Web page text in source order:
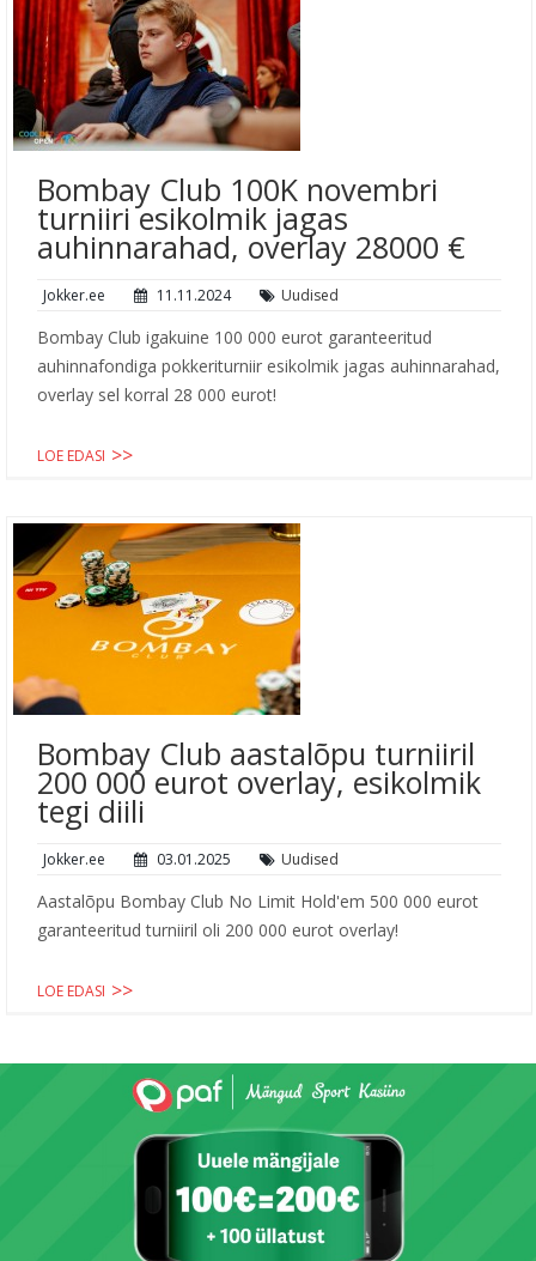
Bombay Club 100K novembri
turniiri esikolmik jagas
auhinnarahad, overlay 28000 €
Jokker.ee 11.11.2024 Uudised
Bombay Club igakuine 100 000 eurot garanteeritud
auhinnafondiga pokkeriturniir esikolmik jagas auhinnarahad,
overlay sel korral 28 000 eurot!
LOE EDASI
Bombay Club aastalõpu turniiril
200 000 eurot overlay, esikolmik
tegi diili
Jokker.ee 03.01.2025 Uudised
Aastalõpu Bombay Club No Limit Hold'em 500 000 eurot
garanteeritud turniiril oli 200 000 eurot overlay!
LOE EDASI